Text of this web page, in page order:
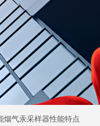
烟气汞采样器性能特点